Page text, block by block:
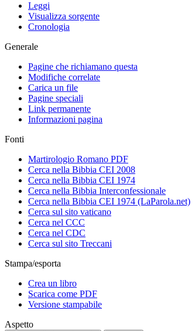
Leggi
Visualizza sorgente
Cronologia
Generale
Pagine che richiamano questa
Modifiche correlate
Carica un file
Pagine speciali
Link permanente
Informazioni pagina
Fonti
Martirologio Romano PDF
Cerca nella Bibbia CEI 2008
Cerca nella Bibbia CEI 1974
Cerca nella Bibbia Interconfessionale
Cerca nella Bibbia CEI 1974 (LaParola.net)
Cerca sul sito vaticano
Cerca nel CCC
Cerca nel CDC
Cerca sul sito Treccani
Stampa/esporta
Crea un libro
Scarica come PDF
Versione stampabile
Aspetto